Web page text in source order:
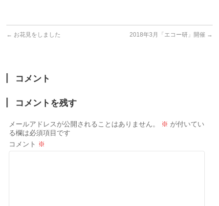
← お花見をしました 2018年3月「エコー研」開催 →
コメント
コメントを残す
メールアドレスが公開されることはありません。 ※ が付いてい
る欄は必須項目です
コメント ※